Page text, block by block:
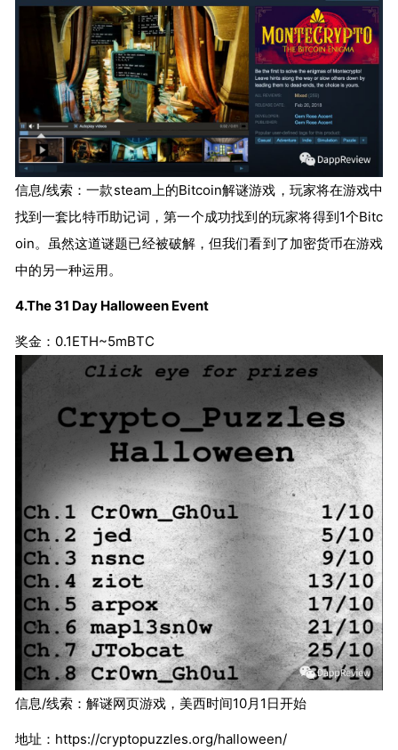
信息/线索：一款steam上的Bitcoin解谜游戏，玩家将在游戏中
找到一套比特币助记词，第一个成功找到的玩家将得到1个Bitc
oin。虽然这道谜题已经被破解，但我们看到了加密货币在游戏
中的另一种运用。
4.The 31 Day Halloween Event
奖金：0.1ETH~5mBTC
信息/线索：解谜网页游戏，美西时间10月1日开始
地址：https://cryptopuzzles.org/halloween/